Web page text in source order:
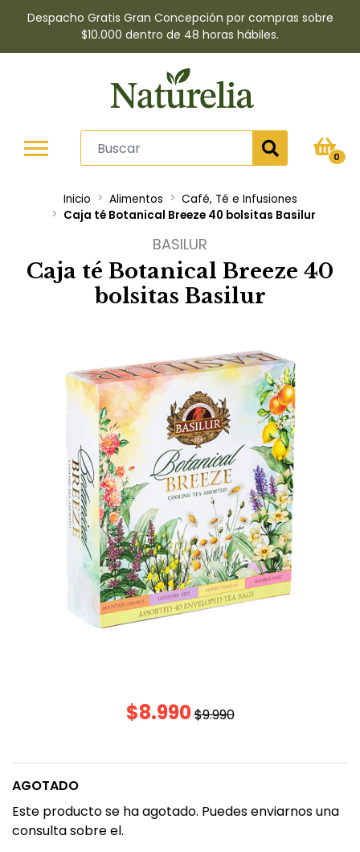
Despacho Gratis Gran Concepción por compras sobre
$10.000 dentro de 48 horas hábiles.
0
Inicio Alimentos
Café, Té e Infusiones
Caja té Botanical Breeze 40 bolsitas Basilur
BASILUR
Caja té Botanical Breeze 40
bolsitas Basilur
$8.990$9.990
AGOTADO
Este producto se ha agotado. Puedes enviarnos una
consulta sobre el.